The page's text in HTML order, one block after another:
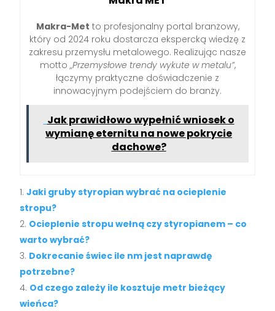
Makra-Met to profesjonalny portal branżowy,
który od 2024 roku dostarcza ekspercką wiedzę z
zakresu przemysłu metalowego. Realizując nasze
motto„Przemysłowe trendy wykute w metalu”,
łączymy praktyczne doświadczenie z
innowacyjnym podejściem do branży.
Jak prawidłowo wypełnić wniosek o
wymianę eternitu na nowe pokrycie
dachowe?
Jaki gruby styropian wybrać na ocieplenie
stropu?
Ocieplenie stropu wełną czy styropianem – co
warto wybrać?
Dokrecanie świec ile nm jest naprawdę
potrzebne?
Od czego zależy ile kosztuje metr bieżący
wieńca?